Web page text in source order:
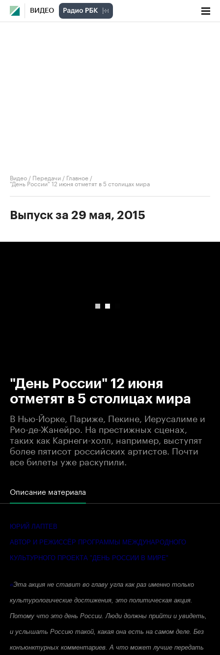
ВИДЕО
Видео / Передачи / Главное /
"День России" 12 июня отметят в 5 столицах мира
Выпуск за 29 мая, 2015
"День России" 12 июня
отметят в 5 столицах мира
В Нью-Йорке, Париже, Пекине, Иерусалиме и
Рио-де-Жанейро. На престижных сценах,
таких как Карнеги-холл, например, выступят
более пятисот российских артистов. Почти
все билеты уже раскупили.
Описание материала
ЮРИЙ ЛАПТЕВ
АВТОР И РЕЖИССЁР ПРОГРАММЫ МЕЖДУНАРОДНОГО
КУЛЬТУРНОГО ПРОЕКТА "ДЕНЬ РОССИИ В МИРЕ"
«Эта акция не ставит во главу угла как раз именно только
культурологические достижения, это политическая акция.
Потому что это день России. Люди должны прийти и увидеть,
и услышать Россию такой, какая она есть на самом деле. Без
конъюнктурных комментариев. А что может лучше передать